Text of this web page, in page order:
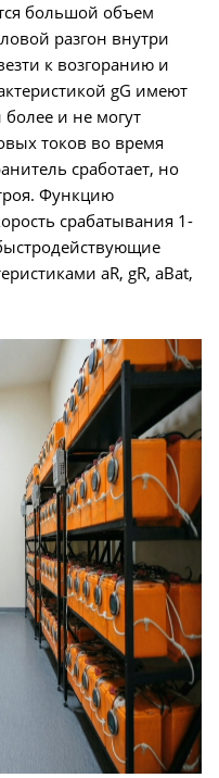
большой объем
разгон внутри
к возгоранию и
gG имеют
и не могут
токов во время
сработает, но
Функцию
срабатывания 1-
aR, gR, aBat,